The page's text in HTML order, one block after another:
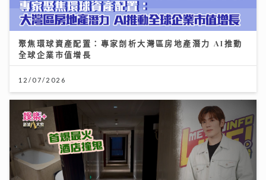
聚焦環球資產配置：專家剖析大灣區房地產潛力 AI推動
全球企業市值增長
12/07/2026